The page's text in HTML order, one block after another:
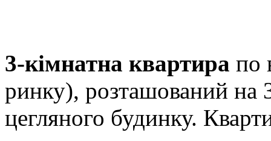
3-кімнатна квартира по
ринку), розташований на
цегляного будинку.